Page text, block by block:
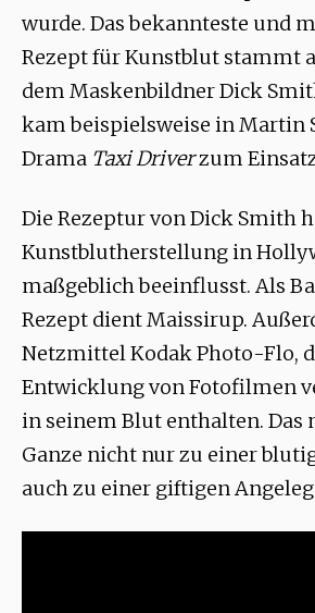
wurde. Das bekannteste und
Rezept für Kunstblut stammt
dem Maskenbildner Dick
kam beispielsweise in Martin
Drama Taxi Driverzum
Die Rezeptur von Dick Smith
Kunstblutherstellung in
maßgeblich beeinflusst. Als
Rezept dient Maissirup.
Netzmittel Kodak Photo-Flo,
Entwicklung von Fotofilmen
in seinem Blut enthalten. Das
Ganze nicht nur zu einer
auch zu einer giftigen